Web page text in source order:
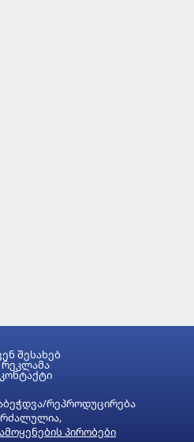
რეპროდუცირება
პირობები
შესახებ
რეკლამა
კონტაქტი